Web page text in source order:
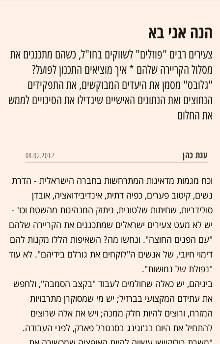
הנה אני בא
צעירים רבים "פוזלים" לשווקים בחו"ל, כשהם מתכננים את
מסלול הקריירה שלהם * איך מוציאים התכנון לפועל?
"גלובס" מסמן את היעדים המבוקשים, את התפקידים
הנחוצים ואת הנתונים האישיים שיגדילו את הסיכויים לממש
את החלום
ענת כהן 08.02.2012
וכח מגמות מדאיגות המתרחשות בחברה הישראלית - הדרת
נשים, קיטוב פערים, כפיה דתית, אינדיבידואציה, אובדן
סולידריות, שחיתות שלטונית, ניתוק המנהיגות מהשטח וכו' -
יש לא מעט צעירים ישראלים שמתכננים את הקריירה שלהם
"עם הפנים החוצה". ונחשו מה? השאיפות הללו מקנות להם
דימוי חיובי, של אנשים ה"לוקחים את גורלם בידיהם". לא עוד
"נפולת של נמושות".
ביניהם, יש כאלה שחולמים לעבוד "בקצב הסמבה", ולחפש
את עתידם המקצועי בברזיל; יש מי שמסוקרן מתרבויות
המזרח, ורוצים להיות חלק ממנה; ויש את אלה שרוצים
להתחיל את היום בג'וגינג בסנטרל פארק, לפני העבודה.